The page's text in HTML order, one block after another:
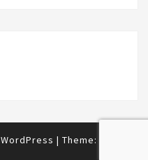
WordPress | Theme: